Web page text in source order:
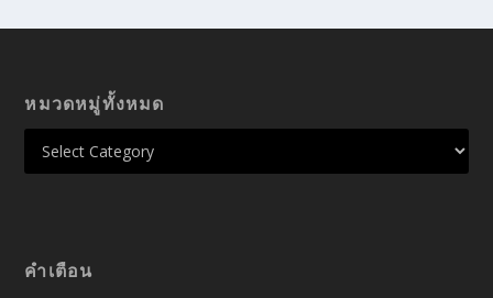
หมวดหมู่ทั้งหมด
คำเตือน